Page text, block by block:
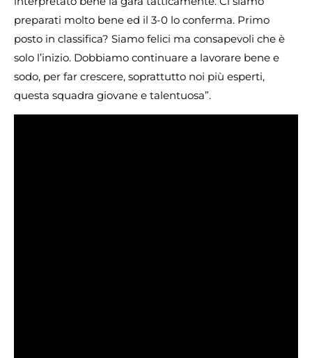
preparati molto bene ed il 3-0 lo conferma. Primo
posto in classifica? Siamo felici ma consapevoli che è
solo l’inizio. Dobbiamo continuare a lavorare bene e
sodo, per far crescere, soprattutto noi più esperti,
questa squadra giovane e talentuosa”.